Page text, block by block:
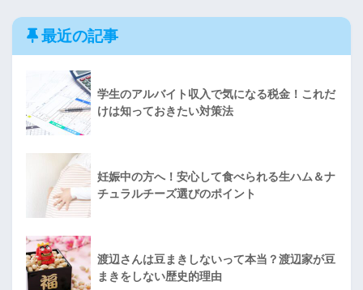
最近の記事
学生のアルバイト収入で気になる税金！これだ
けは知っておきたい対策法
妊娠中の方へ！安心して食べられる生ハム＆ナ
チュラルチーズ選びのポイント
渡辺さんは豆まきしないって本当？渡辺家が豆
まきをしない歴史的理由